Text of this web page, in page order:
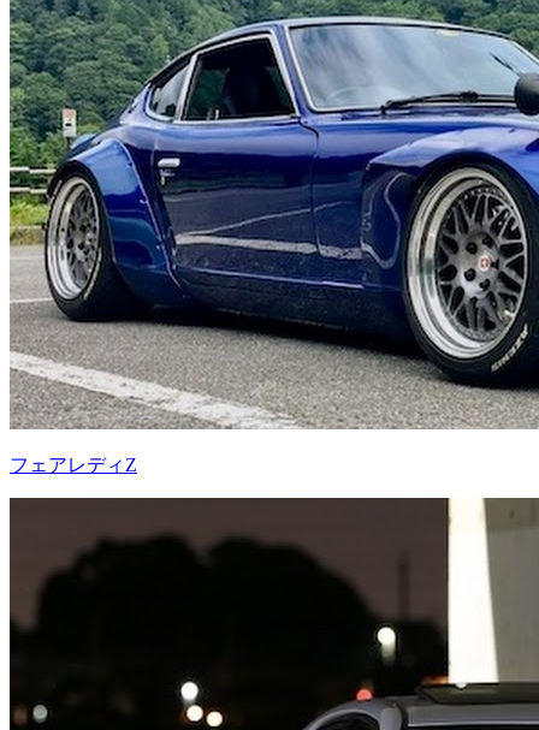
フェアレディZ